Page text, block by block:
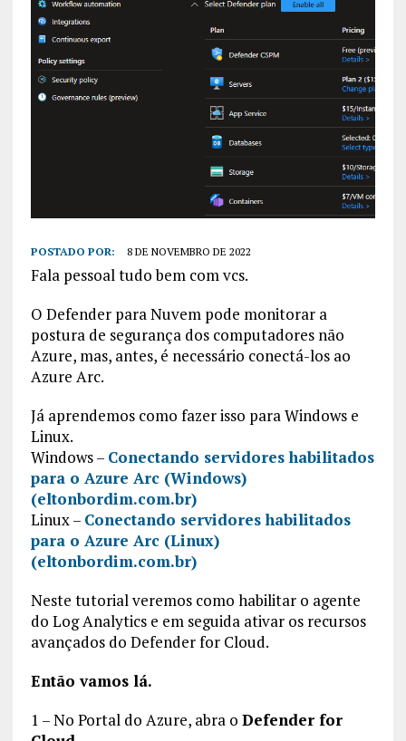
POSTADO POR: 8 DE NOVEMBRO DE 2022
Fala pessoal tudo bem com vcs.
O Defender para Nuvem pode monitorar a
postura de segurança dos computadores não
Azure, mas, antes, é necessário conectá-los ao
Azure Arc.
Já aprendemos como fazer isso para Windows e
Linux.
Windows – Conectando servidores habilitados
para o Azure Arc (Windows)
(eltonbordim.com.br)
Linux – Conectando servidores habilitados
para o Azure Arc (Linux)
(eltonbordim.com.br)
Neste tutorial veremos como habilitar o agente
do Log Analytics e em seguida ativar os recursos
avançados do Defender for Cloud.
Então vamos lá.
1 – No Portal do Azure, abra o Defender for